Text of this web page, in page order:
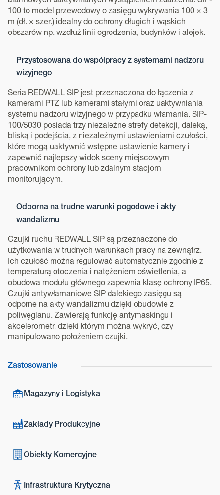
100 to model przewodowy o zasięgu wykrywania 100 × 3
m (dł. × szer.) idealny do ochrony długich i wąskich
obszarów np. wzdłuż linii ogrodzenia, budynków i alejek.
Przystosowana do współpracy z systemami nadzoru
wizyjnego
Seria REDWALL SIP jest przeznaczona do łączenia z
kamerami PTZ lub kamerami stałymi oraz uaktywniania
systemu nadzoru wizyjnego w przypadku włamania. SIP-
100/5030 posiada trzy niezależne strefy detekcji, daleką,
bliską i podejścia, z niezależnymi ustawieniami czułości,
które mogą uaktywnić wstępne ustawienie kamery i
zapewnić najlepszy widok sceny miejscowym
pracownikom ochrony lub zdalnym stacjom
monitorującym.
Odporna na trudne warunki pogodowe i akty
wandalizmu
Czujki ruchu REDWALL SIP są przeznaczone do
użytkowania w trudnych warunkach pracy na zewnątrz.
Ich czułość można regulować automatycznie zgodnie z
temperaturą otoczenia i natężeniem oświetlenia, a
obudowa modułu głównego zapewnia klasę ochrony IP65.
Czujki antywłamaniowe SIP dalekiego zasięgu są
odporne na akty wandalizmu dzięki obudowie z
poliwęglanu. Zawierają funkcję antymaskingu i
akcelerometr, dzięki którym można wykryć, czy
manipulowano położeniem czujki.
Zastosowanie
Magazyny i Logistyka
Zakłady Produkcyjne
Obiekty Komercyjne
Infrastruktura Krytyczna